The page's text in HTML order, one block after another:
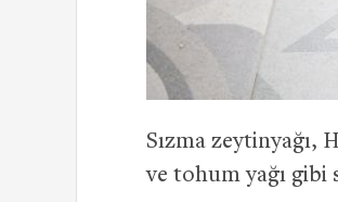
Sızma zeytinyağı,
ve tohum yağı gibi